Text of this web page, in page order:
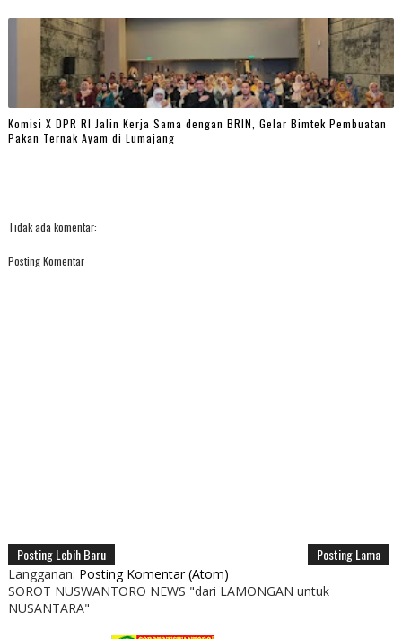
Komisi X DPR RI Jalin Kerja Sama dengan BRIN, Gelar Bimtek Pembuatan
Pakan Ternak Ayam di Lumajang
Tidak ada komentar:
Posting Komentar
Posting Lebih Baru Posting Lama
Langganan: Posting Komentar (Atom)
SOROT NUSWANTORO NEWS "dari LAMONGAN untuk
NUSANTARA"